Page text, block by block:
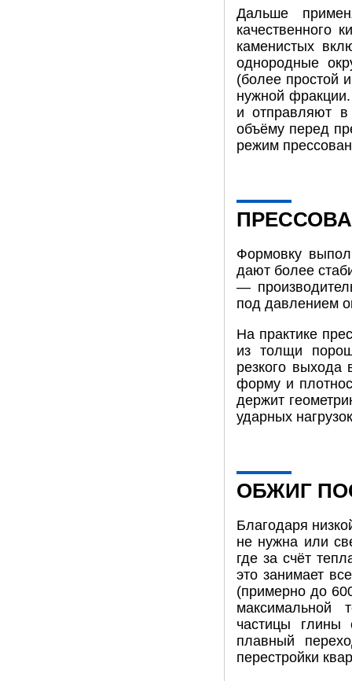
Дальше
качественного
каменистых
однородные
(более простой
нужной
и отправляют
объёму перед
режим
Формовку
дают более
—
под давлением
На практике
из толщи
резкого выхода
форму и
держит
ударных
ОБЖИГ
Благодаря
не нужна или
где за счёт
это занимает
(примерно до
максимальной
частицы глины
плавный
перестройки